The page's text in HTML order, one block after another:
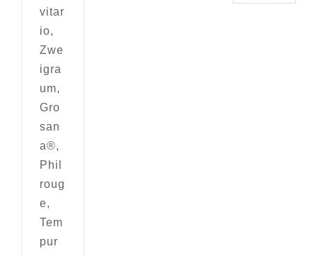
vitar
io,
Zwe
igra
um,
Gro
san
a®,
Phil
roug
e,
Tem
pur